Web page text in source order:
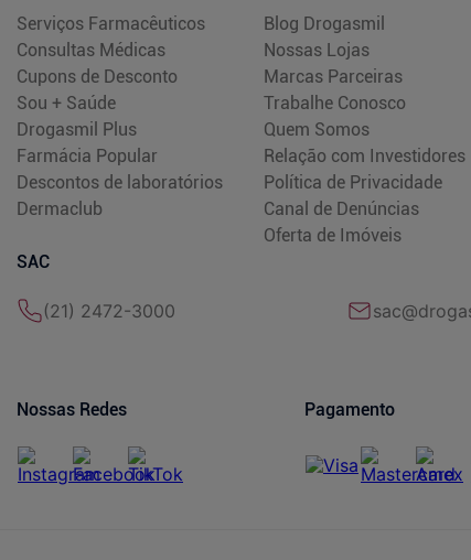
Serviços Farmacêuticos
Consultas Médicas
Cupons de Desconto
Sou + Saúde
Drogasmil Plus
Farmácia Popular
Descontos de laboratórios
Dermaclub
Blog Drogasmil
Nossas Lojas
Marcas Parceiras
Trabalhe Conosco
Quem Somos
Relação com Investidores
Política de Privacidade
Canal de Denúncias
Oferta de Imóveis
SAC
(21) 2472-3000
Nossas Redes Pagamento